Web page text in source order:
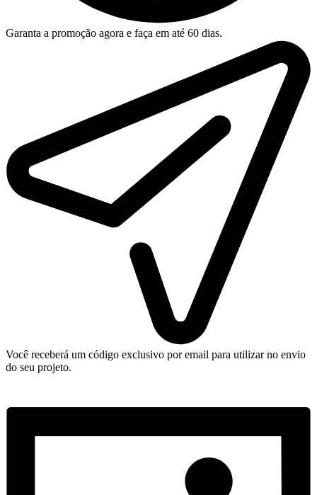
Garanta a promoção agora e faça em até 60 dias.
Você receberá um código exclusivo por email para utilizar no envio
do seu projeto.